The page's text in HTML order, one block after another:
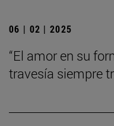
06 | 02 | 2025
“El amor en su
travesía siempre